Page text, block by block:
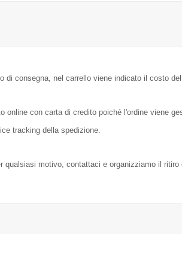
consegna, nel carrello viene indicato il costo
con carta di credito poiché l'ordine viene
tracking della spedizione.
motivo, contattaci e organizziamo il ritiro